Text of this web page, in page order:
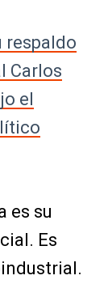
respaldo
Carlos
el
es su
Es